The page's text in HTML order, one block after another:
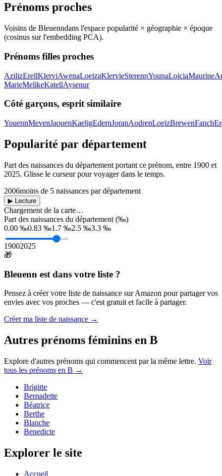
Prénoms proches
Voisins de Bleuenndans l'espace popularité × géographie × époque
(cosinus sur l'embedding PCA).
Prénoms filles proches
AzilizErellKlerviAwenaLoeizaKlervieSterennYounaLoiciaMaurine
MarieMelikeKatellAysenur
Côté garçons, esprit similaire
YouennMevenJaouenKaeligEdernJoranAodrenLoeizBrewenFanch
Popularité par département
Part des naissances du département portant ce prénom, entre 1900 et
2025. Glisse le curseur pour voyager dans le temps.
2006moins de 5 naissances par département
▶ Lecture
Chargement de la carte…
Part des naissances du département (‰)
0.00 ‰0.83 ‰1.7 ‰2.5 ‰3.3 ‰
19002025
🎁
Bleuenn est dans votre liste ?
Pensez à créer votre liste de naissance sur Amazon pour partager vos
envies avec vos proches — c'est gratuit et facile à partager.
Créer ma liste de naissance →
Autres prénoms féminins en B
Explore d'autres prénoms qui commencent par la même lettre. Voir
tous les prénoms en B →
Brigitte
Bernadette
Béatrice
Berthe
Blanche
Benedicte
Explorer le site
Accueil